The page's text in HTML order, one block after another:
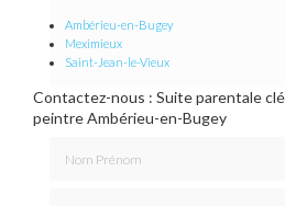
Ambérieu-en-Bugey
Meximieux
Saint-Jean-le-Vieux
Contactez-nous : Suite parentale
peintre Ambérieu-en-Bugey